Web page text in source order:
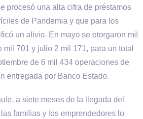
procesó una alta cifra de préstamos
de Pandemia y que para los
un alivio. En mayo se otorgaron mil
mil 701 y julio 2 mil 171, para un total
de 6 mil 434 operaciones de
entregada por Banco Estado.
a siete meses de la llegada del
familias y los emprendedores lo